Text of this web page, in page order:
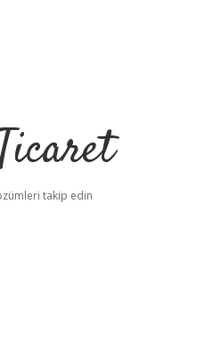
takip edin